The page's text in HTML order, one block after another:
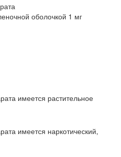
оболочкой 1 мг
имеется растительное
имеется наркотический,